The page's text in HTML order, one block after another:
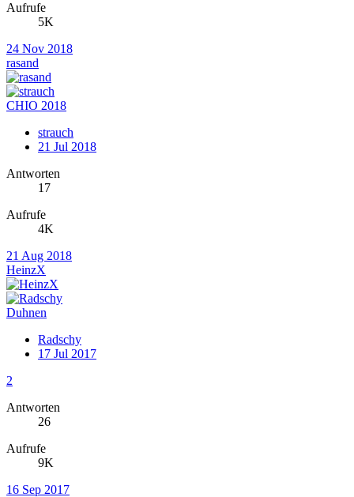
Aufrufe
5K
24 Nov 2018
rasand
CHIO 2018
strauch
21 Jul 2018
Antworten
17
Aufrufe
4K
21 Aug 2018
HeinzX
Duhnen
Radschy
17 Jul 2017
2
Antworten
26
Aufrufe
9K
16 Sep 2017